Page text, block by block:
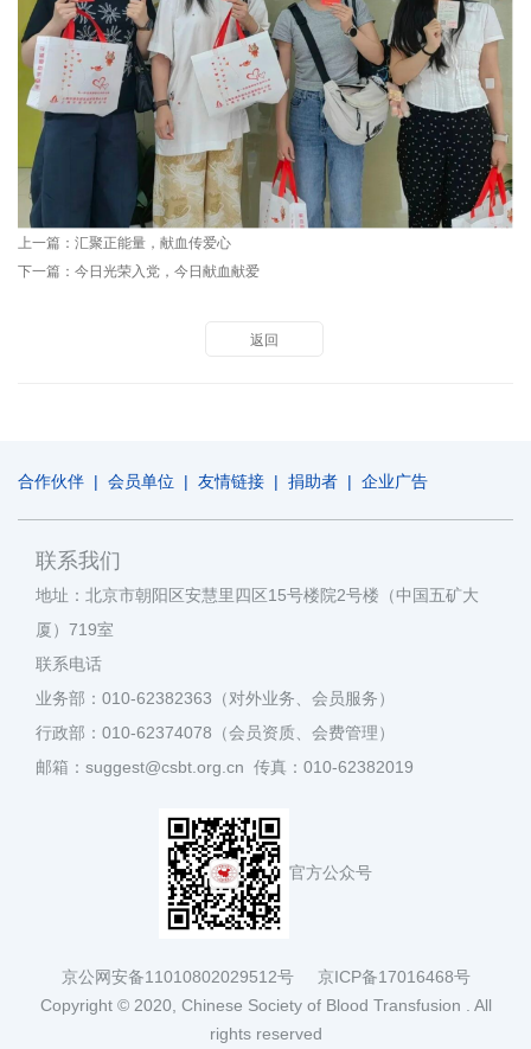
上一篇： 汇聚正能量，献血传爱心
下一篇： 今日光荣入党，今日献血献爱
返回
合作伙伴 | 会员单位 | 友情链接 | 捐助者 | 企业广告
联系我们
地址：北京市朝阳区安慧里四区15号楼院2号楼（中国五矿大
厦）719室
联系电话
业务部：010-62382363（对外业务、会员服务）
行政部：010-62374078（会员资质、会费管理）
邮箱：suggest@csbt.org.cn 传真：010-62382019
官方公众号
京公网安备11010802029512号 京ICP备17016468号
Copyright © 2020, Chinese Society of Blood Transfusion . All
rights reserved